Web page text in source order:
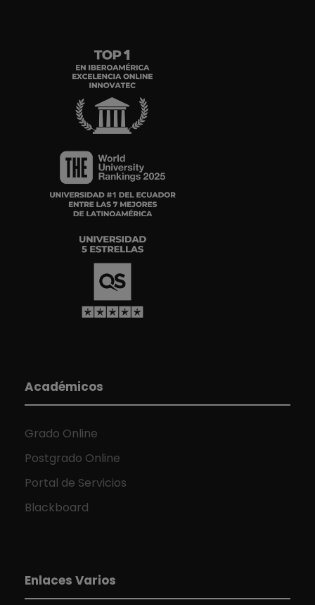
Académicos
Grado Online
Postgrado Online
Portal de Servicios
Blackboard
Enlaces Varios